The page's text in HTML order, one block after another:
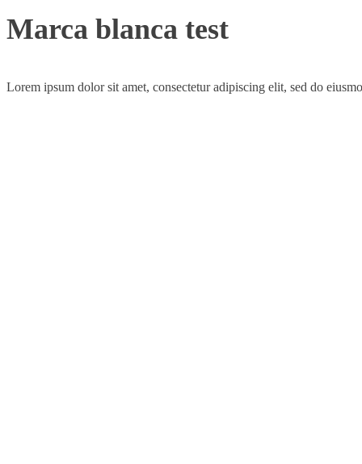
Marca blanca test
Lorem ipsum dolor sit amet, consectetur adipiscing elit, sed do